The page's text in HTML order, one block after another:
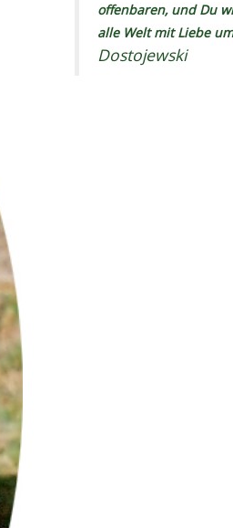
offenbaren, und Du
alle Welt mit Liebe
Dostojewski